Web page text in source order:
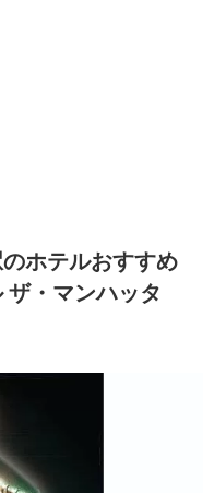
ホテルおすすめ
ザ・マンハッタ